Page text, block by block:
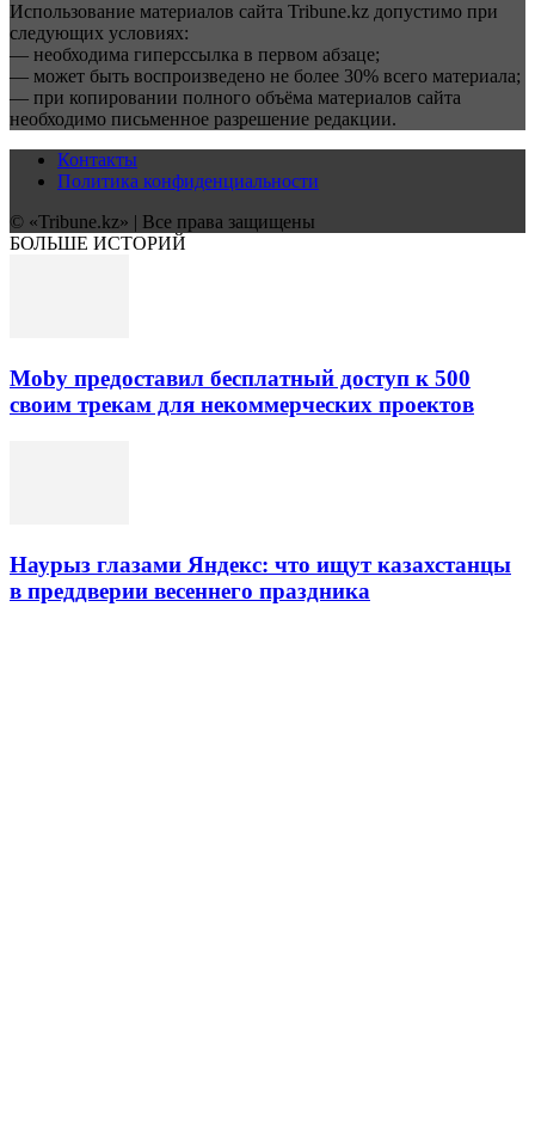
Использование материалов сайта Tribune.kz допустимо при
следующих условиях:
— необходима гиперссылка в первом абзаце;
— может быть воспроизведено не более 30% всего материала;
— при копировании полного объёма материалов сайта
необходимо письменное разрешение редакции.
Контакты
Политика конфиденциальности
© «Tribune.kz» | Все права защищены
БОЛЬШЕ ИСТОРИЙ
Moby предоставил бесплатный доступ к 500
своим трекам для некоммерческих проектов
Наурыз глазами Яндекс: что ищут казахстанцы
в преддверии весеннего праздника